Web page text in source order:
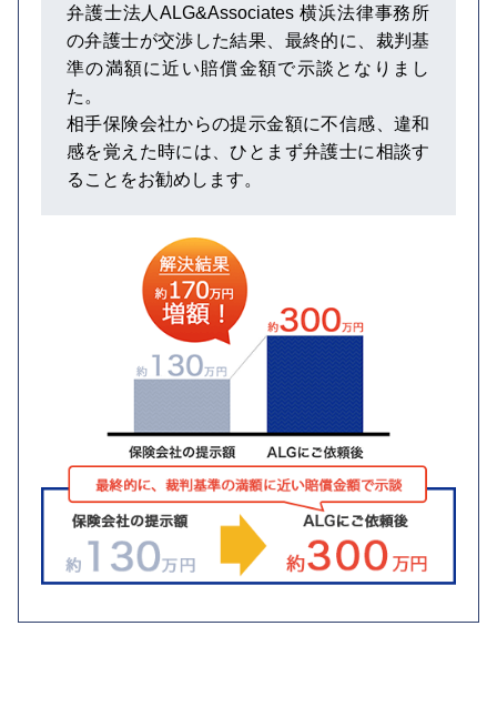
弁護士法人ALG&Associates 横浜法律事務所
の弁護士が交渉した結果、最終的に、裁判基
準の満額に近い賠償金額で示談となりまし
た。
相手保険会社からの提示金額に不信感、違和
感を覚えた時には、ひとまず弁護士に相談す
ることをお勧めします。